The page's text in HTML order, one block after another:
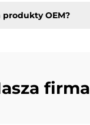
OEM?
firma